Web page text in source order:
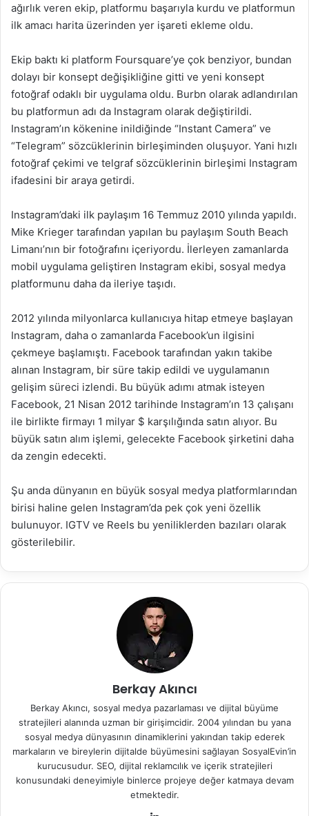
ağırlık veren ekip, platformu başarıyla kurdu ve platformun
ilk amacı harita üzerinden yer işareti ekleme oldu.
Ekip baktı ki platform Foursquare’ye çok benziyor, bundan
dolayı bir konsept değişikliğine gitti ve yeni konsept
fotoğraf odaklı bir uygulama oldu. Burbn olarak adlandırılan
bu platformun adı da Instagram olarak değiştirildi.
Instagram’ın kökenine inildiğinde “Instant Camera” ve
“Telegram” sözcüklerinin birleşiminden oluşuyor. Yani hızlı
fotoğraf çekimi ve telgraf sözcüklerinin birleşimi Instagram
ifadesini bir araya getirdi.
Instagram’daki ilk paylaşım 16 Temmuz 2010 yılında yapıldı.
Mike Krieger tarafından yapılan bu paylaşım South Beach
Limanı’nın bir fotoğrafını içeriyordu. İlerleyen zamanlarda
mobil uygulama geliştiren Instagram ekibi, sosyal medya
platformunu daha da ileriye taşıdı.
2012 yılında milyonlarca kullanıcıya hitap etmeye başlayan
Instagram, daha o zamanlarda Facebook’un ilgisini
çekmeye başlamıştı. Facebook tarafından yakın takibe
alınan Instagram, bir süre takip edildi ve uygulamanın
gelişim süreci izlendi. Bu büyük adımı atmak isteyen
Facebook, 21 Nisan 2012 tarihinde Instagram’ın 13 çalışanı
ile birlikte firmayı 1 milyar $ karşılığında satın alıyor. Bu
büyük satın alım işlemi, gelecekte Facebook şirketini daha
da zengin edecekti.
Şu anda dünyanın en büyük sosyal medya platformlarından
birisi haline gelen Instagram’da pek çok yeni özellik
bulunuyor. IGTV ve Reels bu yeniliklerden bazıları olarak
gösterilebilir.
Berkay Akıncı
Berkay Akıncı, sosyal medya pazarlaması ve dijital büyüme
stratejileri alanında uzman bir girişimcidir. 2004 yılından bu yana
sosyal medya dünyasının dinamiklerini yakından takip ederek
markaların ve bireylerin dijitalde büyümesini sağlayan SosyalEvin’in
kurucusudur. SEO, dijital reklamcılık ve içerik stratejileri
konusundaki deneyimiyle binlerce projeye değer katmaya devam
etmektedir.